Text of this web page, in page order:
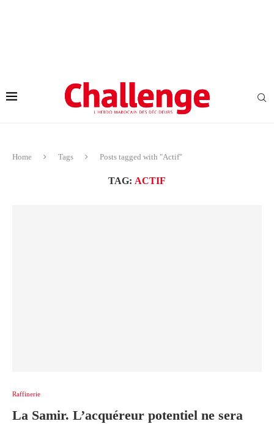
Home Tags Posts tagged with "Actif"
TAG: ACTIF
Raffinerie
La Samir. L’acquéreur potentiel ne sera